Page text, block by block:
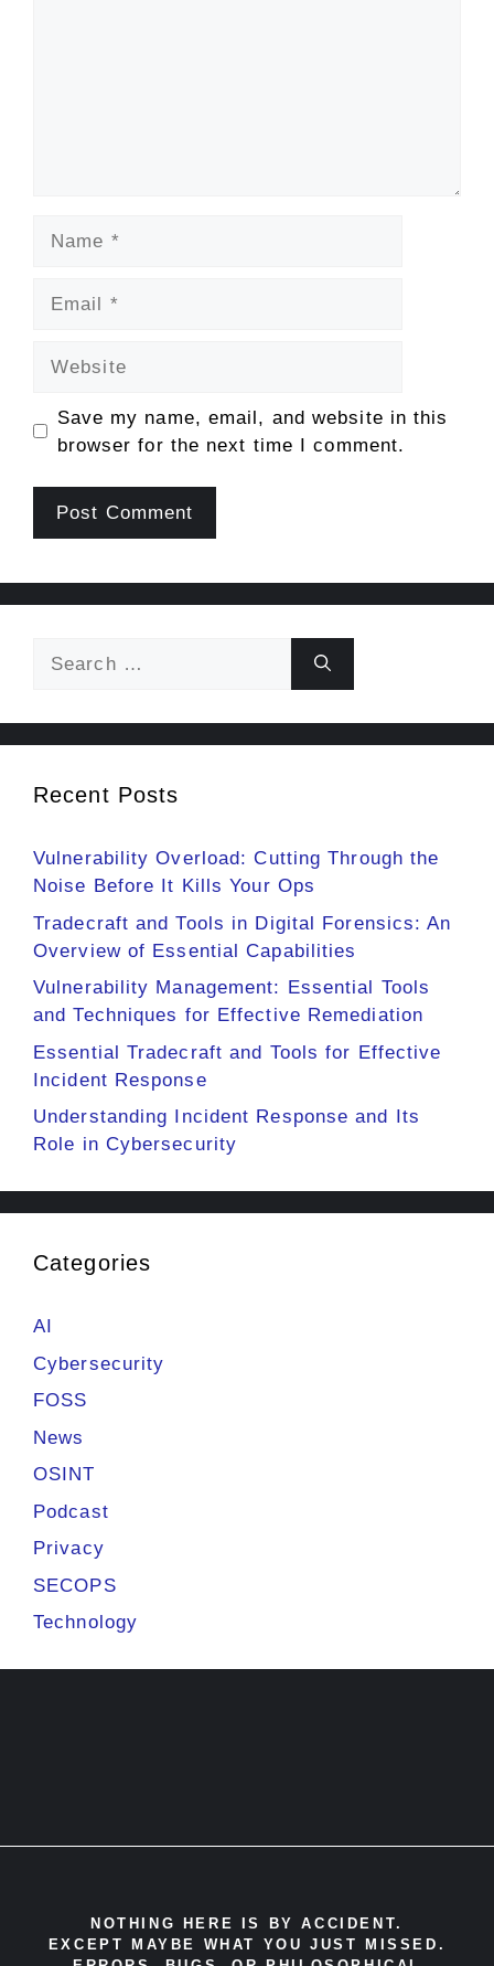
Save my name, email, and website in this
browser for the next time I comment.
Recent Posts
Vulnerability Overload: Cutting Through the
Noise Before It Kills Your Ops
Tradecraft and Tools in Digital Forensics: An
Overview of Essential Capabilities
Vulnerability Management: Essential Tools
and Techniques for Effective Remediation
Essential Tradecraft and Tools for Effective
Incident Response
Understanding Incident Response and Its
Role in Cybersecurity
Categories
AI
Cybersecurity
FOSS
News
OSINT
Podcast
Privacy
SECOPS
Technology
NOTHING HERE IS BY ACCIDENT.
EXCEPT MAYBE WHAT YOU JUST MISSED.